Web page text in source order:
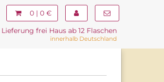
0 | 0 €
Lieferung frei Haus ab 12 Flaschen
innerhalb Deutschland